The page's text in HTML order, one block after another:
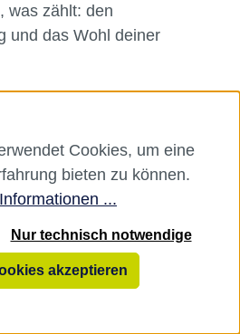
was zählt: den
und das Wohl deiner
Cookies, um eine
bieten zu können.
...
Nur technisch notwendige
akzeptieren